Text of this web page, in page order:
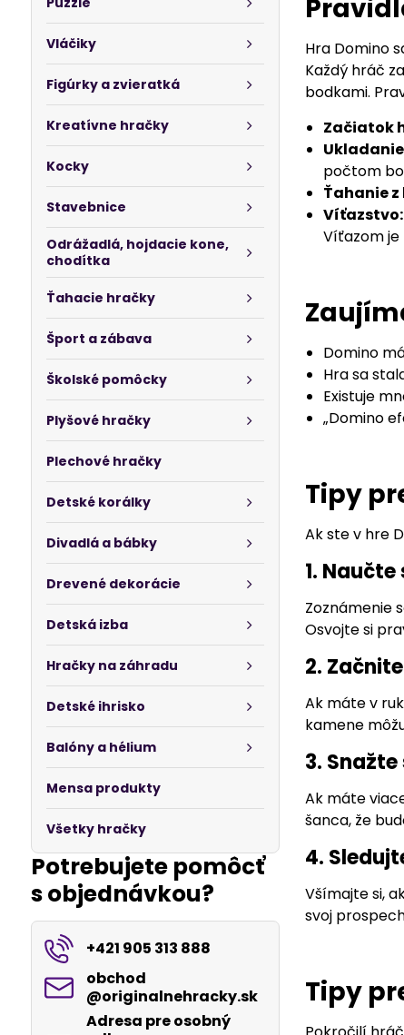
Hra Domino
Každý hráč
bodkami.
Začiatok
počtom
Ťahanie
Víťazstvo:
Víťazom je
Domino
Hra sa
Existuje
„Domino
Tipy
Ak ste v hre
1.
Zoznámenie
Osvojte si
2.
Ak máte v
kamene
3.
Ak máte
šanca, že
4.
Všímajte si,
svoj
Tipy
Vláčiky
Figúrky a zvieratká
Kreatívne hračky
Kocky
Stavebnice
Odrážadlá, hojdacie kone,
chodítka
Ťahacie hračky
Šport a zábava
Školské pomôcky
Plyšové hračky
Plechové hračky
Detské korálky
Divadlá a bábky
Drevené dekorácie
Detská izba
Hračky na záhradu
Detské ihrisko
Balóny a hélium
Mensa produkty
Všetky hračky
Potrebujete pomôcť
s objednávkou?
+421 905 313 888
obchod​
@originalnehracky​.sk
Adresa pre osobný